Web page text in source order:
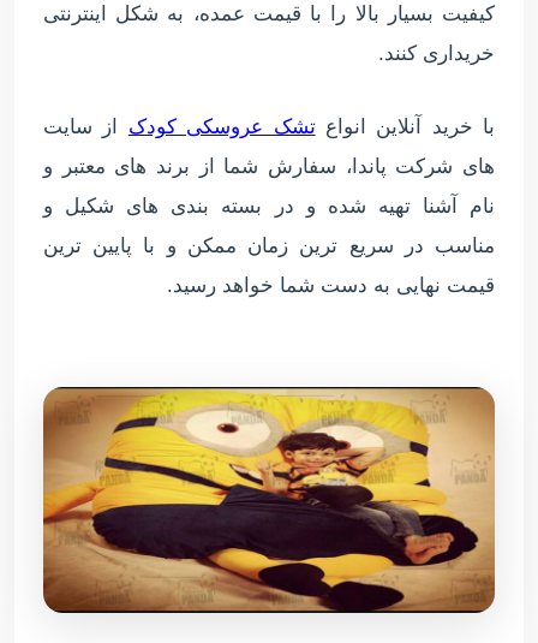
کیفیت بسیار بالا را با قیمت عمده، به شکل اینترنتی
خریداری کنند.
با خرید آنلاین انواعتشک عروسکی کودک از سایت
های شرکت پاندا، سفارش شما از برند های معتبر و
نام آشنا تهیه شده و در بسته بندی های شکیل و
مناسب در سریع ترین زمان ممکن و با پایین ترین
قیمت نهایی به دست شما خواهد رسید.